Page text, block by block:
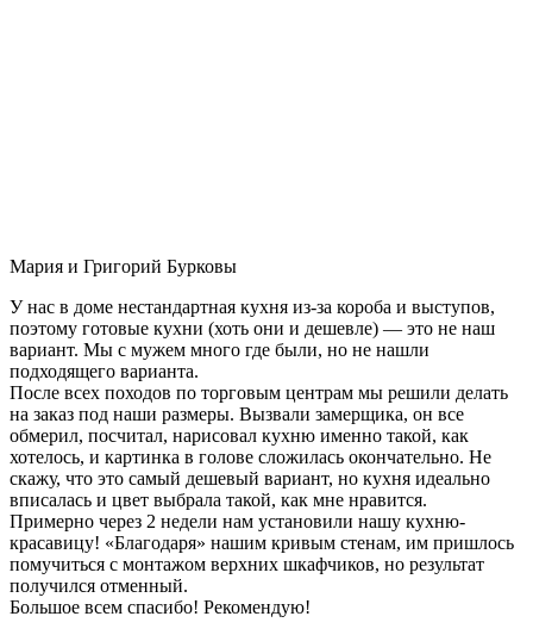
Мария и Григорий Бурковы
У нас в доме нестандартная кухня из-за короба и выступов,
поэтому готовые кухни (хоть они и дешевле) — это не наш
вариант. Мы с мужем много где были, но не нашли
подходящего варианта.
После всех походов по торговым центрам мы решили делать
на заказ под наши размеры. Вызвали замерщика, он все
обмерил, посчитал, нарисовал кухню именно такой, как
хотелось, и картинка в голове сложилась окончательно. Не
скажу, что это самый дешевый вариант, но кухня идеально
вписалась и цвет выбрала такой, как мне нравится.
Примерно через 2 недели нам установили нашу кухню-
красавицу! «Благодаря» нашим кривым стенам, им пришлось
помучиться с монтажом верхних шкафчиков, но результат
получился отменный.
Большое всем спасибо! Рекомендую!